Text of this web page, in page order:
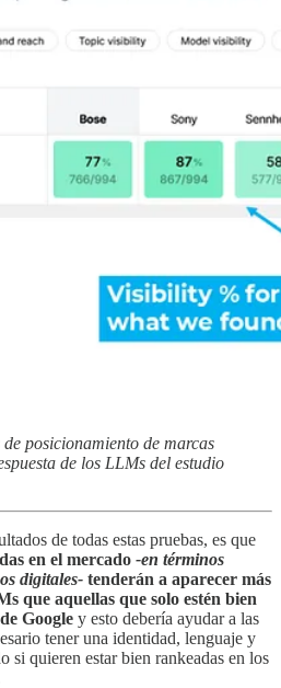
posicionamiento de marcas
de los LLMs del estudio
de todas estas pruebas, es que
en el mercado -en términos
digitales- tenderán a aparecer más
que aquellas que solo estén bien
Google y esto debería ayudar a las
tener una identidad, lenguaje y
si quieren estar bien rankeadas en los